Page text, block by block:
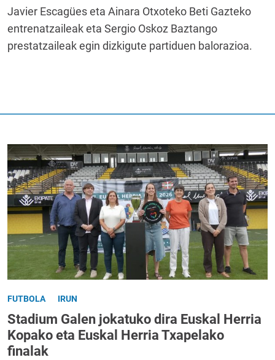
Javier Escagües eta Ainara Otxoteko Beti Gazteko
entrenatzaileak eta Sergio Oskoz Baztango
prestatzaileak egin dizkigute partiduen balorazioa.
FUTBOLA IRUN
Stadium Galen jokatuko dira Euskal Herria
Kopako eta Euskal Herria Txapelako
finalak